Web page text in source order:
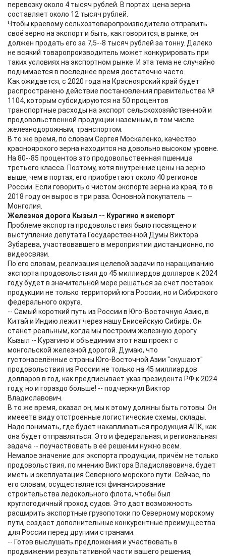
перевозку около 4 тысяч рублей. В портах цена зерна
составляет около 12 тысяч рублей.
Чтобы краевому сельхозтоваропроизводителю отправить
своё зерно на экспорт и быть, как говорится, в рынке, он
должен продать его за 7,5--8 тысяч рублей за тонну. Далеко
не всякий товаропроизводитель может конкурировать при
таких условиях на экспортном рынке. И эта тема не случайно
поднимается в последнее время достаточно часто.
Как ожидается, с 2020 года на Красноярский край будет
распространено действие постановления правительства №
1104, которым субсидируются на 50 процентов
транспортные расходы на экспорт сельскохозяйственной и
продовольственной продукции наземным, в том числе
железнодорожным, транспортом.
В то же время, по словам Сергея Москаленко, качество
красноярского зерна находится на довольно высоком уровне.
На 80--85 процентов это продовольственная пшеница
третьего класса. Поэтому, хотя внутренние цены на зерно
выше, чем в портах, его приобретают около 40 регионов
России. Если говорить о чистом экспорте зерна из края, то в
2018 году он вырос в три раза. Основной покупатель —
Монголия.
Железная дорога Кызыл -- Курагино и экспорт
Проблеме экспорта продовольствия было посвящено и
выступление депутата Государственной Думы Виктора
Зубарева, участвовавшего в мероприятии дистанционно, по
видеосвязи.
По его словам, реализация целевой задачи по наращиванию
экспорта продовольствия до 45 миллиардов долларов к 2024
году будет в значительной мере решаться за счёт поставок
продукции не только территорий юга России, но и Сибирского
федерального округа.
-- Самый короткий путь из России в Юго-Восточную Азию, в
Китай и Индию лежит через нашу Енисейскую Сибирь. Он
станет реальным, когда мы построим железную дорогу
Кызыл -- Курагино и объединим этот наш проект с
монгольской железной дорогой. Думаю, что
густонаселённые страны Юго-Восточной Азии "скушают"
продовольствия из России не только на 45 миллиардов
долларов в год, как предписывает указ президента РФ к 2024
году, но и гораздо больше! -- подчеркнул Виктор
Владиславович.
В то же время, сказал он, мы к этому должны быть готовы. Он
имееетв виду отстроенные логистические схемы, склады.
Надо понимать, где будет накапливаться продукция АПК, как
она будет отправляться. Это и федеральная, и региональная
задача -- поучаствовать в её решении нужно всем.
Немалое значение для экспорта продукции, причём не только
продовольствия, по мнению Виктора Владиславовича, будет
иметь и эксплуатация Северного морского пути. Сейчас, по
его словам, осуществляется финансирование
строительства ледокольного флота, чтобы был
круглогодичный проход судов. Это даст возможность
расширить экспортные грузопотоки по Северному морскому
пути, создаст дополнительные конкурентные преимущества
для России перед другими странами.
-- Готов выслушать предложения и участвовать в
продвижении результативной части вашего решения,